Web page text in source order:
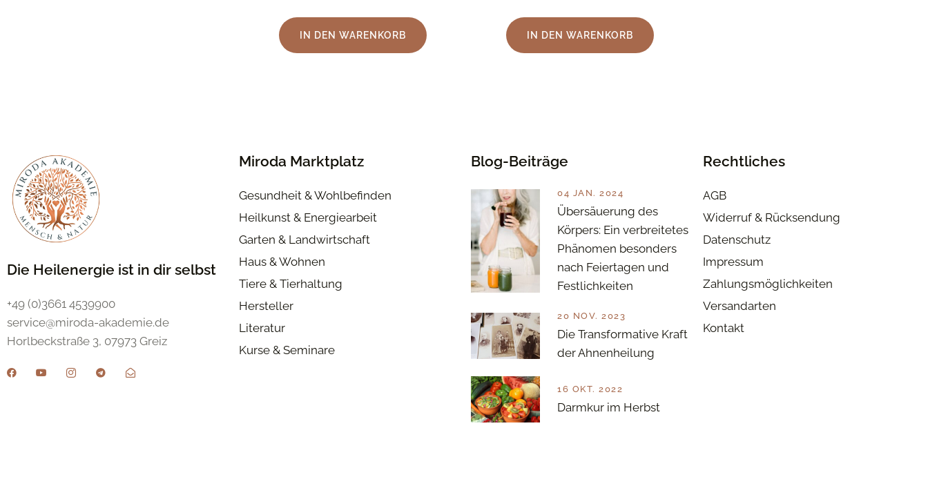
IN DEN WARENKORB IN DEN WARENKORB
Die Heilenergie ist in dir selbst
+49 (0)3661 4539900
service@miroda-akademie.de
Horlbeckstraße 3, 07973 Greiz
Miroda Marktplatz
Gesundheit & Wohlbefinden
Heilkunst & Energiearbeit
Garten & Landwirtschaft
Haus & Wohnen
Tiere & Tierhaltung
Hersteller
Literatur
Kurse & Seminare
Blog-Beiträge
04 JAN. 2024
Übersäuerung des
Körpers: Ein verbreitetes
Phänomen besonders
nach Feiertagen und
Festlichkeiten
20 NOV. 2023
Die Transformative Kraft
der Ahnenheilung
16 OKT. 2022
Darmkur im Herbst
Rechtliches
AGB
Widerruf & Rücksendung
Datenschutz
Impressum
Zahlungsmöglichkeiten
Versandarten
Kontakt